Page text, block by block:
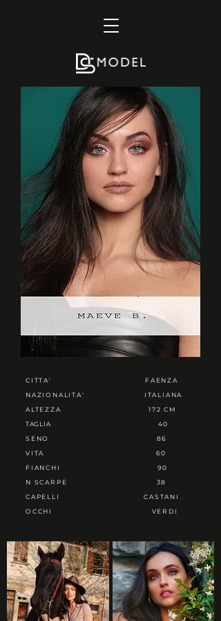
CITTA'
NAZIONALITA'
ALTEZZA
TAGLIA
SENO
VITA
FIANCHI
N SCARPE
CAPELLI
OCCHI
FAENZA
ITALIANA
172 CM
40
86
60
90
38
CASTANI
VERDI